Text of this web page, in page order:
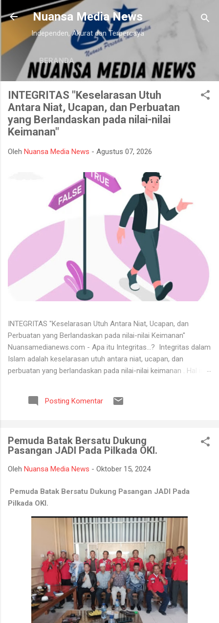
Langsung ke konten utama
Nuansa Media News
Independen, Akurat dan Terpercaya
BERANDA
INTEGRITAS "Keselarasan Utuh
Antara Niat, Ucapan, dan Perbuatan
yang Berlandaskan pada nilai-nilai
Keimanan"
Oleh Nuansa Media News - Agustus 07, 2026
INTEGRITAS "Keselarasan Utuh Antara Niat, Ucapan, dan
Perbuatan yang Berlandaskan pada nilai-nilai Keimanan"
Nuansamedianews.com - Apa itu Integritas...? Integritas dalam
Islam adalah keselarasan utuh antara niat, ucapan, dan
perbuatan yang berlandaskan pada nilai-nilai keimanan . Hal ini
mana seseorang hidup secara konsisten di jalan Allah,
menjunjung tinggi kejujuran, serta dapat dipercaya dalam setiap
mempertahankan integritasnya karena tidak tahan terhadap
ujian kehidupan. Ketika berhadapan dengan godaan bertekuk
lutut merelakan integritasnya hancur. Padahal telah
sebagai orang bersih atau baik. Seorang muslim, iman
merupakan landasan penting dalam menjalankan kehidupan.
ditimpa kebahagiaan ...
Posting Komentar
Pemuda Batak Bersatu Dukung
Pasangan JADI Pada Pilkada OKI.
Oleh Nuansa Media News - Oktober 15, 2024
Pemuda Batak Bersatu Dukung Pasangan JADI Pada
Pilkada OKI.